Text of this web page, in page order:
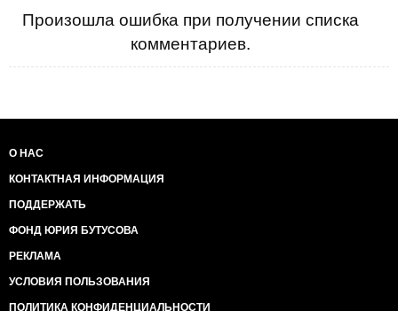
Произошла ошибка при получении списка
комментариев.
О НАС
КОНТАКТНАЯ ИНФОРМАЦИЯ
ПОДДЕРЖАТЬ
ФОНД ЮРИЯ БУТУСОВА
РЕКЛАМА
УСЛОВИЯ ПОЛЬЗОВАНИЯ
ПОЛИТИКА КОНФИДЕНЦИАЛЬНОСТИ